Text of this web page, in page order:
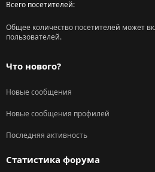
Всего посетителей
Общее количество посетителей может
пользователей.
Что нового?
Новые сообщения
Новые сообщения профилей
Последняя активность
Статистика форума